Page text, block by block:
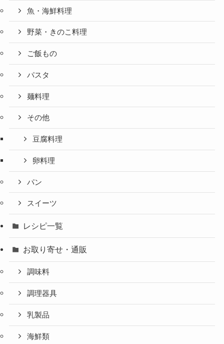
魚・海鮮料理
野菜・きのこ料理
ご飯もの
パスタ
麺料理
その他
豆腐料理
卵料理
パン
スイーツ
レシピ一覧
お取り寄せ・通販
調味料
調理器具
乳製品
海鮮類